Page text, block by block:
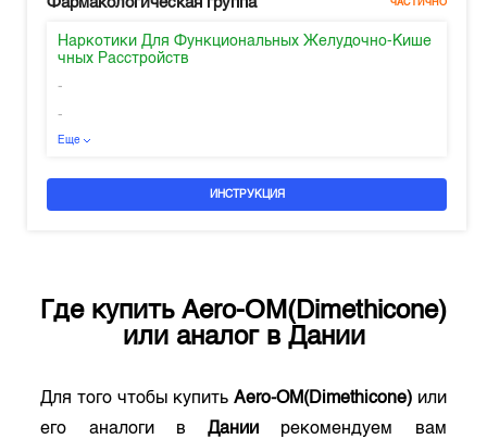
ЧАСТИЧНО
Наркотики Для Функциональных Желудочно-Кише
чных Расстройств
-
-
Еще
ИНСТРУКЦИЯ
Где купить Aero-OM(Dimethicone)
или аналог в Дании
Для того чтобы купить Aero-OM(Dimethicone)или
его аналоги вДании рекомендуем вам